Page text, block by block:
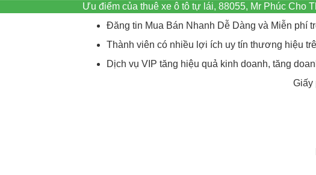
Ưu điểm của thuê xe ô tô tự lái, 88055, Mr Phúc Cho
Đăng tin Mua Bán Nhanh Dễ Dàng và Miễn phí
Thành viên có nhiều lợi ích uy tín thương hiệu
Dịch vụ VIP tăng hiệu quả kinh doanh, tăng
Giấy